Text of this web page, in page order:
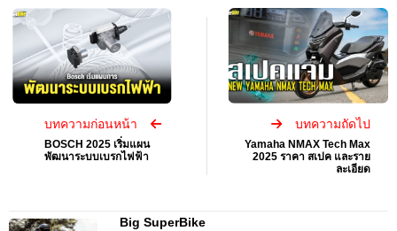
บทความก่อนหน้า
BOSCH 2025 เริ่มแผน
พัฒนาระบบเบรกไฟฟ้า
บทความถัดไป
Yamaha NMAX Tech Max
2025 ราคา สเปค และราย
ละเอียด
Big SuperBike